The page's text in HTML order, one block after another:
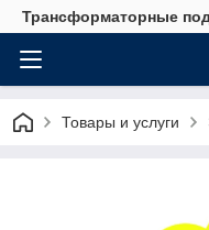
Трансформаторные
Товары и услуги